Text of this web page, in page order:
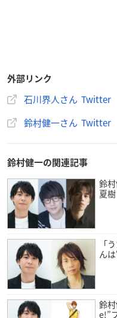
外部リンク
石川界人さん Twitter
鈴村健一さん Twitter
鈴村健一の関連記事
鈴
夏
「
ん
鈴
e!”